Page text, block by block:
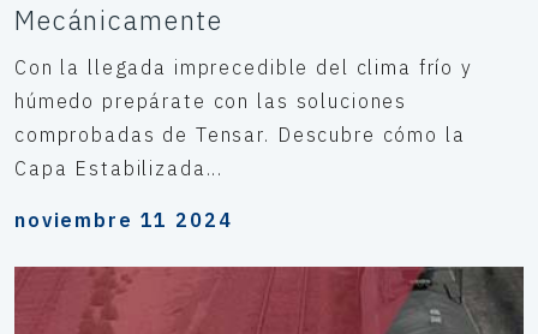
Mecánicamente
Con la llegada imprecedible del clima frío y
húmedo prepárate con las soluciones
comprobadas de Tensar. Descubre cómo la
Capa Estabilizada...
noviembre 11 2024